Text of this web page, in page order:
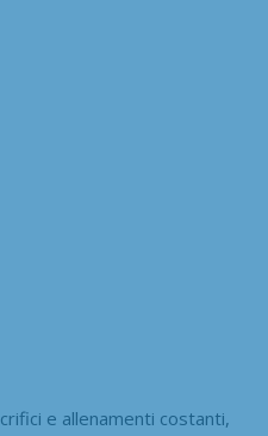
e allenamenti costanti,